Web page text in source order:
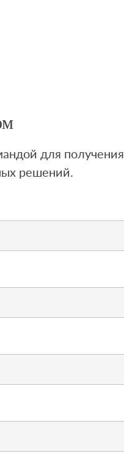
для получения
решений.